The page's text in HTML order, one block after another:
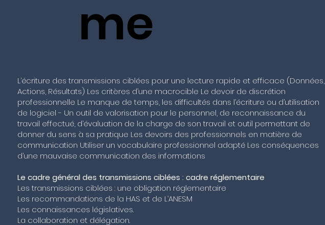
me
L’écriture des transmissions ciblées pour une lecture rapide et efficace (Données,
Actions, Résultats) Les critères d’une macrocible Le devoir de discrétion
professionnelle Le manque de temps, les difficultés dans l’écriture ou d’utilisation
de logiciel - Un outil de valorisation pour le personnel, de reconnaissance du
travail effectué, d’évaluation de la charge de son travail et outil permettant de
donner du sens à sa pratique Les devoirs des professionnels en matière de
communication Utiliser un vocabulaire professionnel adapté Les conséquences
d’une mauvaise communication des informations
Le cadre général des transmissions ciblées : cadre réglementaire
Les transmissions ciblées : une obligation réglementaire
Les recommandations de la HAS et de L’ANESM
Les connaissances législatives.
La collaboration et délégation.